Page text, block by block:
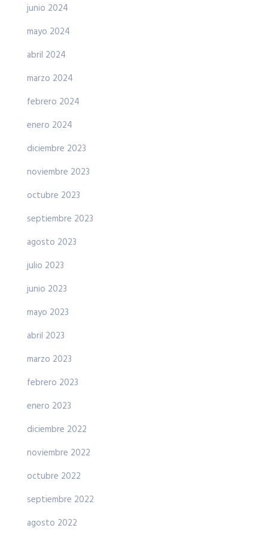
junio 2024
mayo 2024
abril 2024
marzo 2024
febrero 2024
enero 2024
diciembre 2023
noviembre 2023
octubre 2023
septiembre 2023
agosto 2023
julio 2023
junio 2023
mayo 2023
abril 2023
marzo 2023
febrero 2023
enero 2023
diciembre 2022
noviembre 2022
octubre 2022
septiembre 2022
agosto 2022